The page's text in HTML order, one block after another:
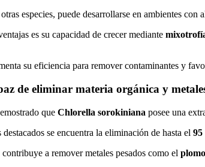
especies, puede desarrollarse en ambientes
es su capacidad de crecer mediante
su eficiencia para remover contaminantes y
de eliminar materia orgánica y
que Chlorella sorokiniana posee una
se encuentra la eliminación de hasta el
a remover metales pesados como el